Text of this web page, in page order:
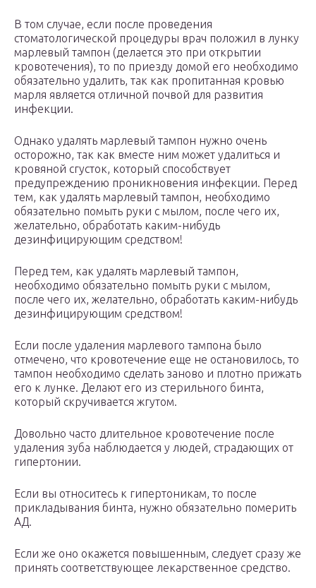
В том случае, если после проведения
стоматологической процедуры врач положил в лунку
марлевый тампон (делается это при открытии
кровотечения), то по приезду домой его необходимо
обязательно удалить, так как пропитанная кровью
марля является отличной почвой для развития
инфекции.
Однако удалять марлевый тампон нужно очень
осторожно, так как вместе ним может удалиться и
кровяной сгусток, который способствует
предупреждению проникновения инфекции. Перед
тем, как удалять марлевый тампон, необходимо
обязательно помыть руки с мылом, после чего их,
желательно, обработать каким-нибудь
дезинфицирующим средством!
Перед тем, как удалять марлевый тампон,
необходимо обязательно помыть руки с мылом,
после чего их, желательно, обработать каким-нибудь
дезинфицирующим средством!
Если после удаления марлевого тампона было
отмечено, что кровотечение еще не остановилось, то
тампон необходимо сделать заново и плотно прижать
его к лунке. Делают его из стерильного бинта,
который скручивается жгутом.
Довольно часто длительное кровотечение после
удаления зуба наблюдается у людей, страдающих от
гипертонии.
Если вы относитесь к гипертоникам, то после
прикладывания бинта, нужно обязательно померить
АД.
Если же оно окажется повышенным, следует сразу же
принять соответствующее лекарственное средство.